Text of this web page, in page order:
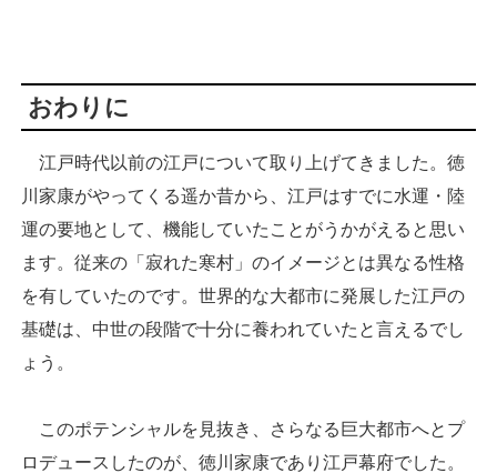
おわりに
江戸時代以前の江戸について取り上げてきました。徳
川家康がやってくる遥か昔から、江戸はすでに水運・陸
運の要地として、機能していたことがうかがえると思い
ます。従来の「寂れた寒村」のイメージとは異なる性格
を有していたのです。世界的な大都市に発展した江戸の
基礎は、中世の段階で十分に養われていたと言えるでし
ょう。
このポテンシャルを見抜き、さらなる巨大都市へとプ
ロデュースしたのが、徳川家康であり江戸幕府でした。